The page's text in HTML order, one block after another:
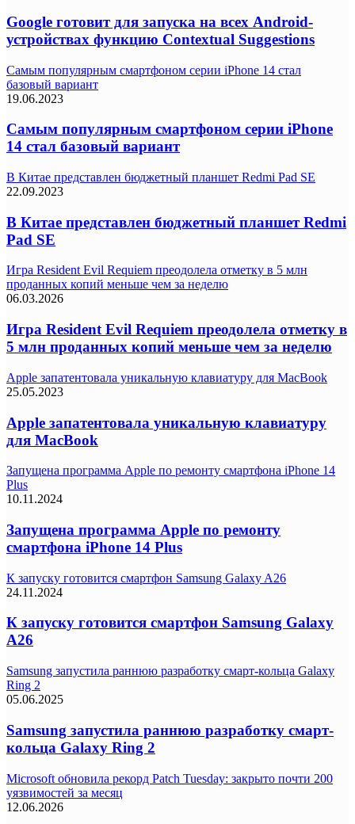
Google готовит для запуска на всех Android-
устройствах функцию Contextual Suggestions
Самым популярным смартфоном серии iPhone 14 стал
базовый вариант
19.06.2023
Самым популярным смартфоном серии iPhone
14 стал базовый вариант
В Китае представлен бюджетный планшет Redmi Pad SE
22.09.2023
В Китае представлен бюджетный планшет Redmi
Pad SE
Игра Resident Evil Requiem преодолела отметку в 5 млн
проданных копий меньше чем за неделю
06.03.2026
Игра Resident Evil Requiem преодолела отметку в
5 млн проданных копий меньше чем за неделю
Apple запатентовала уникальную клавиатуру для MacBook
25.05.2023
Apple запатентовала уникальную клавиатуру
для MacBook
Запущена программа Apple по ремонту смартфона iPhone 14
Plus
10.11.2024
Запущена программа Apple по ремонту
смартфона iPhone 14 Plus
К запуску готовится смартфон Samsung Galaxy A26
24.11.2024
К запуску готовится смартфон Samsung Galaxy
A26
Samsung запустила раннюю разработку смарт-кольца Galaxy
Ring 2
05.06.2025
Samsung запустила раннюю разработку смарт-
кольца Galaxy Ring 2
Microsoft обновила рекорд Patch Tuesday: закрыто почти 200
уязвимостей за месяц
12.06.2026